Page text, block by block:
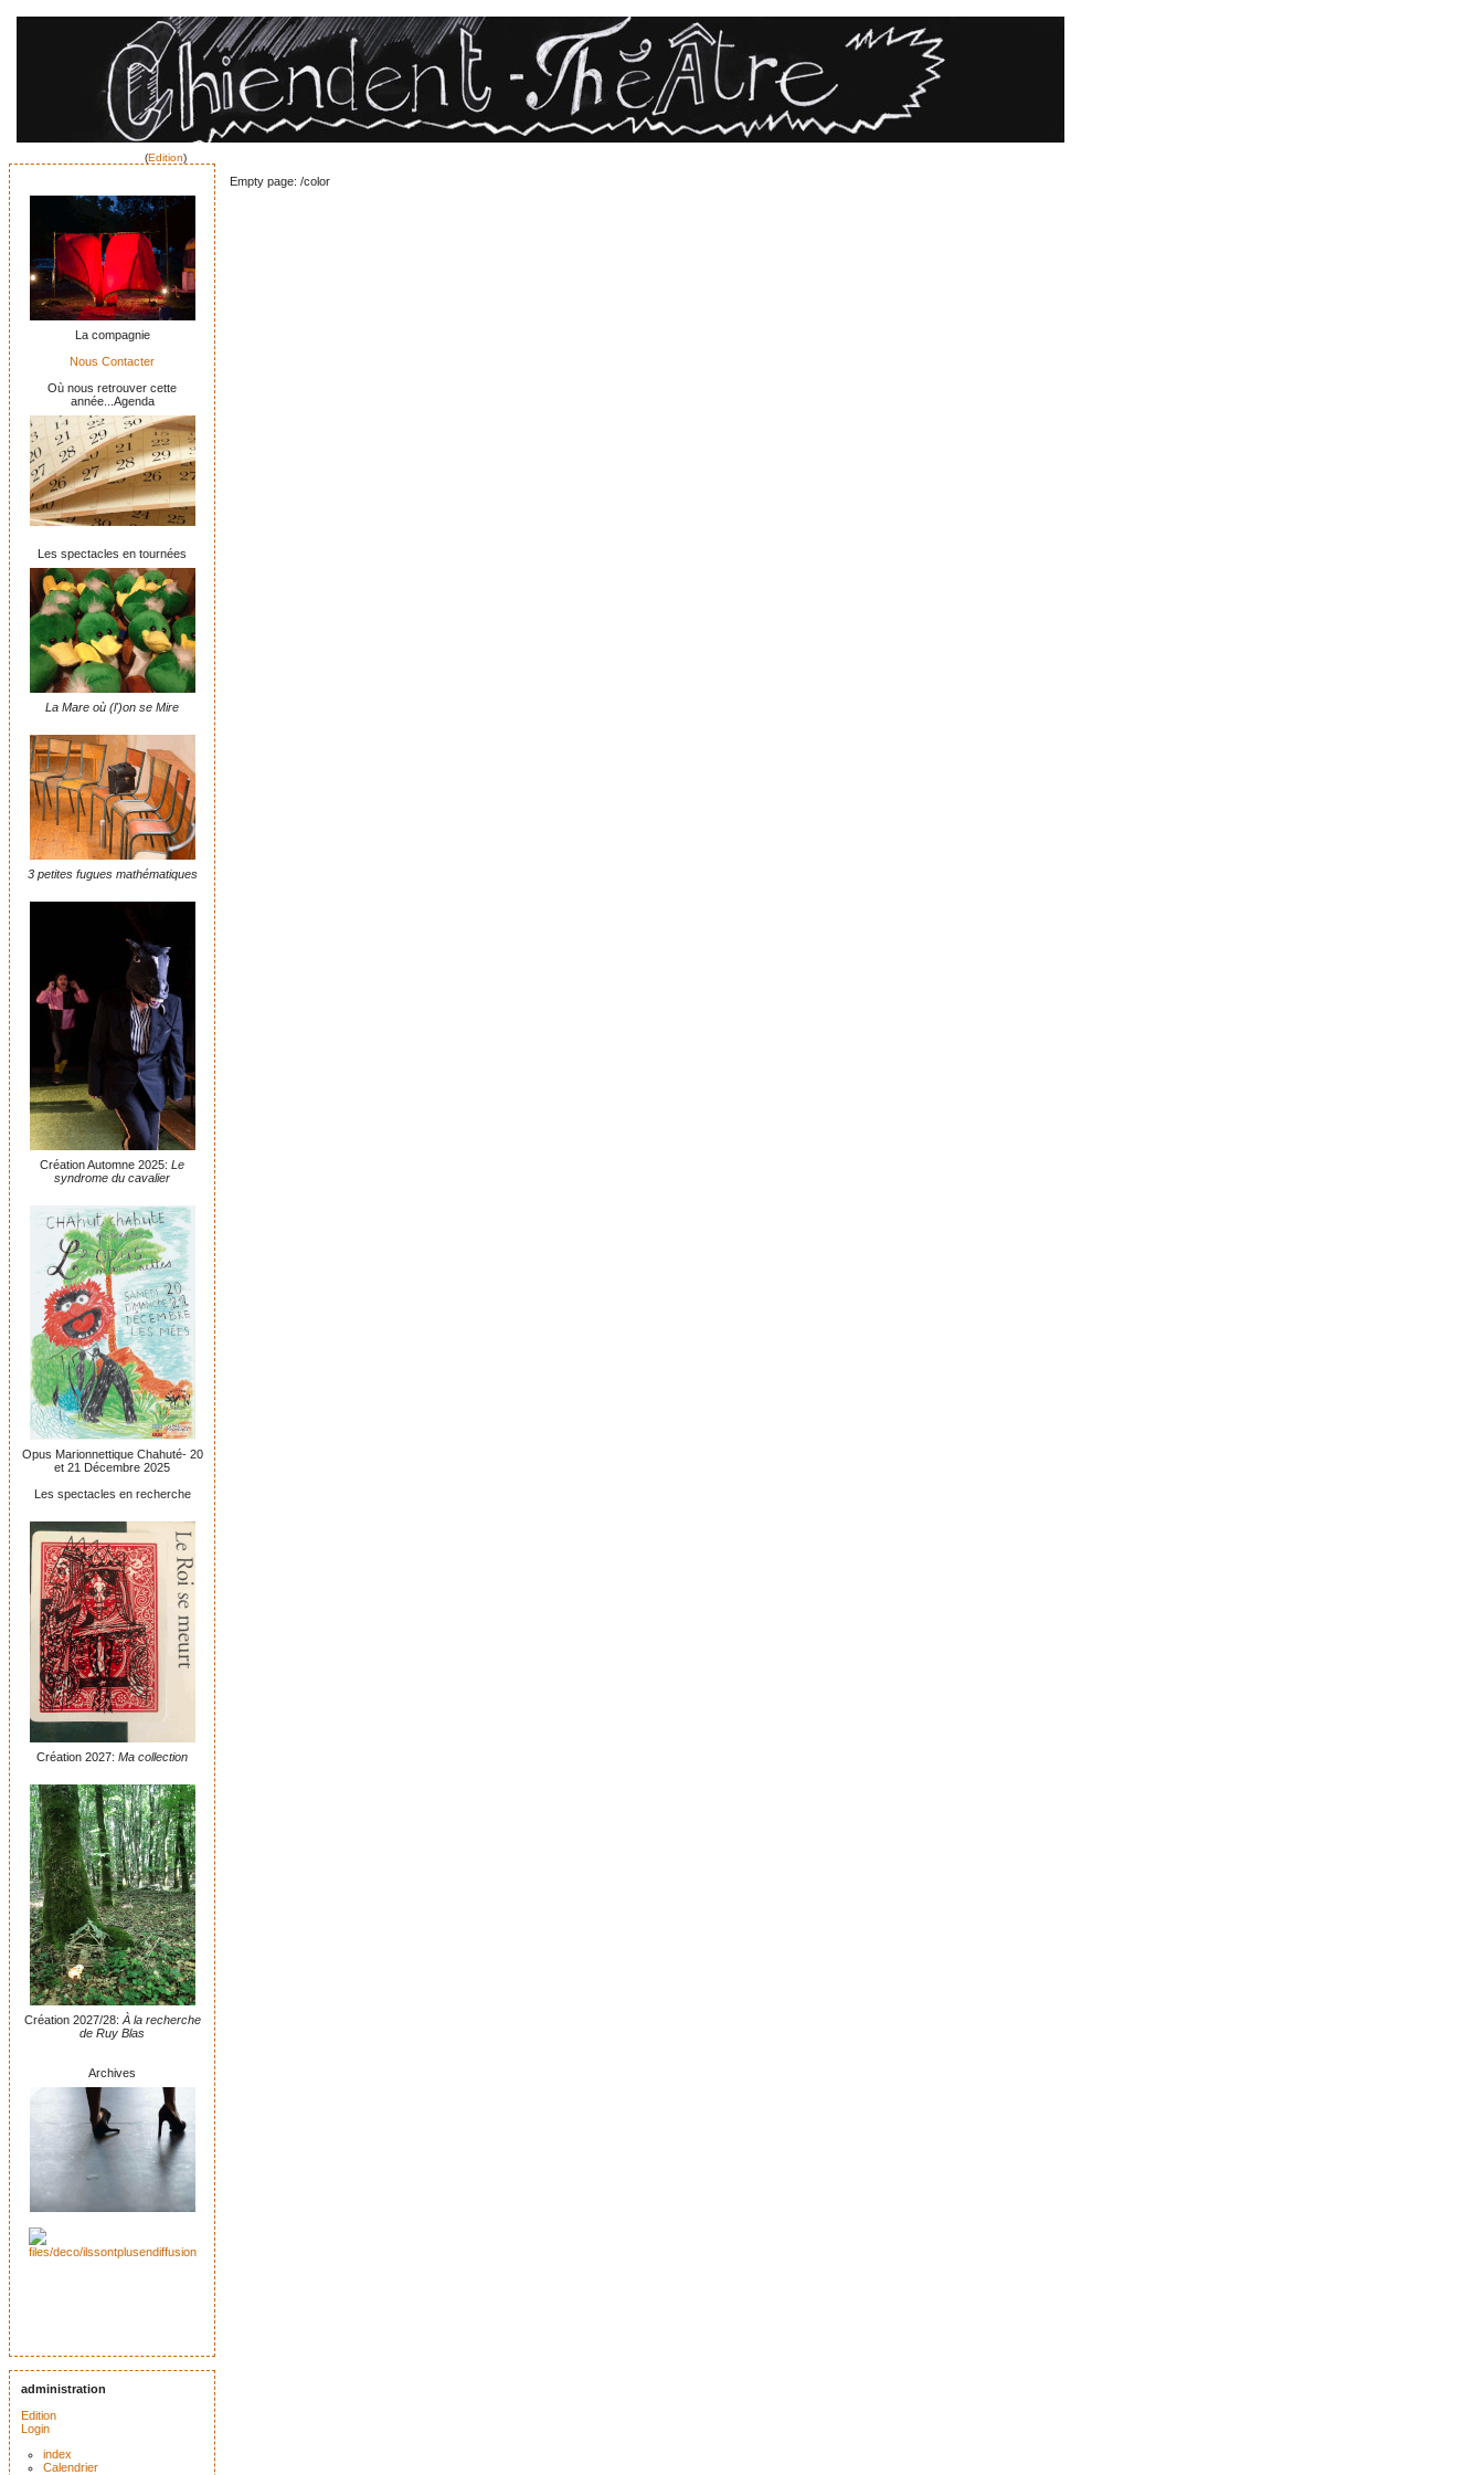
(Edition)
La compagnie
Nous Contacter
Où nous retrouver cette
année...Agenda
Les spectacles en tournées
La Mare où (l')on se Mire
3 petites fugues mathématiques
Création Automne 2025: Le
syndrome du cavalier
Opus Marionnettique Chahuté- 20
et 21 Décembre 2025
Les spectacles en recherche
Création 2027: Ma collection
Création 2027/28: À la recherche
de Ruy Blas
Archives
administration
Edition
Login
index
Calendrier
Empty page: /color